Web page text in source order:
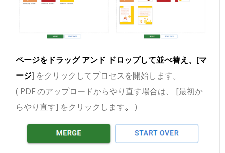
ページをドラッグ アンド ドロップして並べ替え、[マ
ージ] をクリックしてプロセスを開始します。
( PDF のアップロードからやり直す場合は、 [最初か
らやり直す] をクリックします。 )